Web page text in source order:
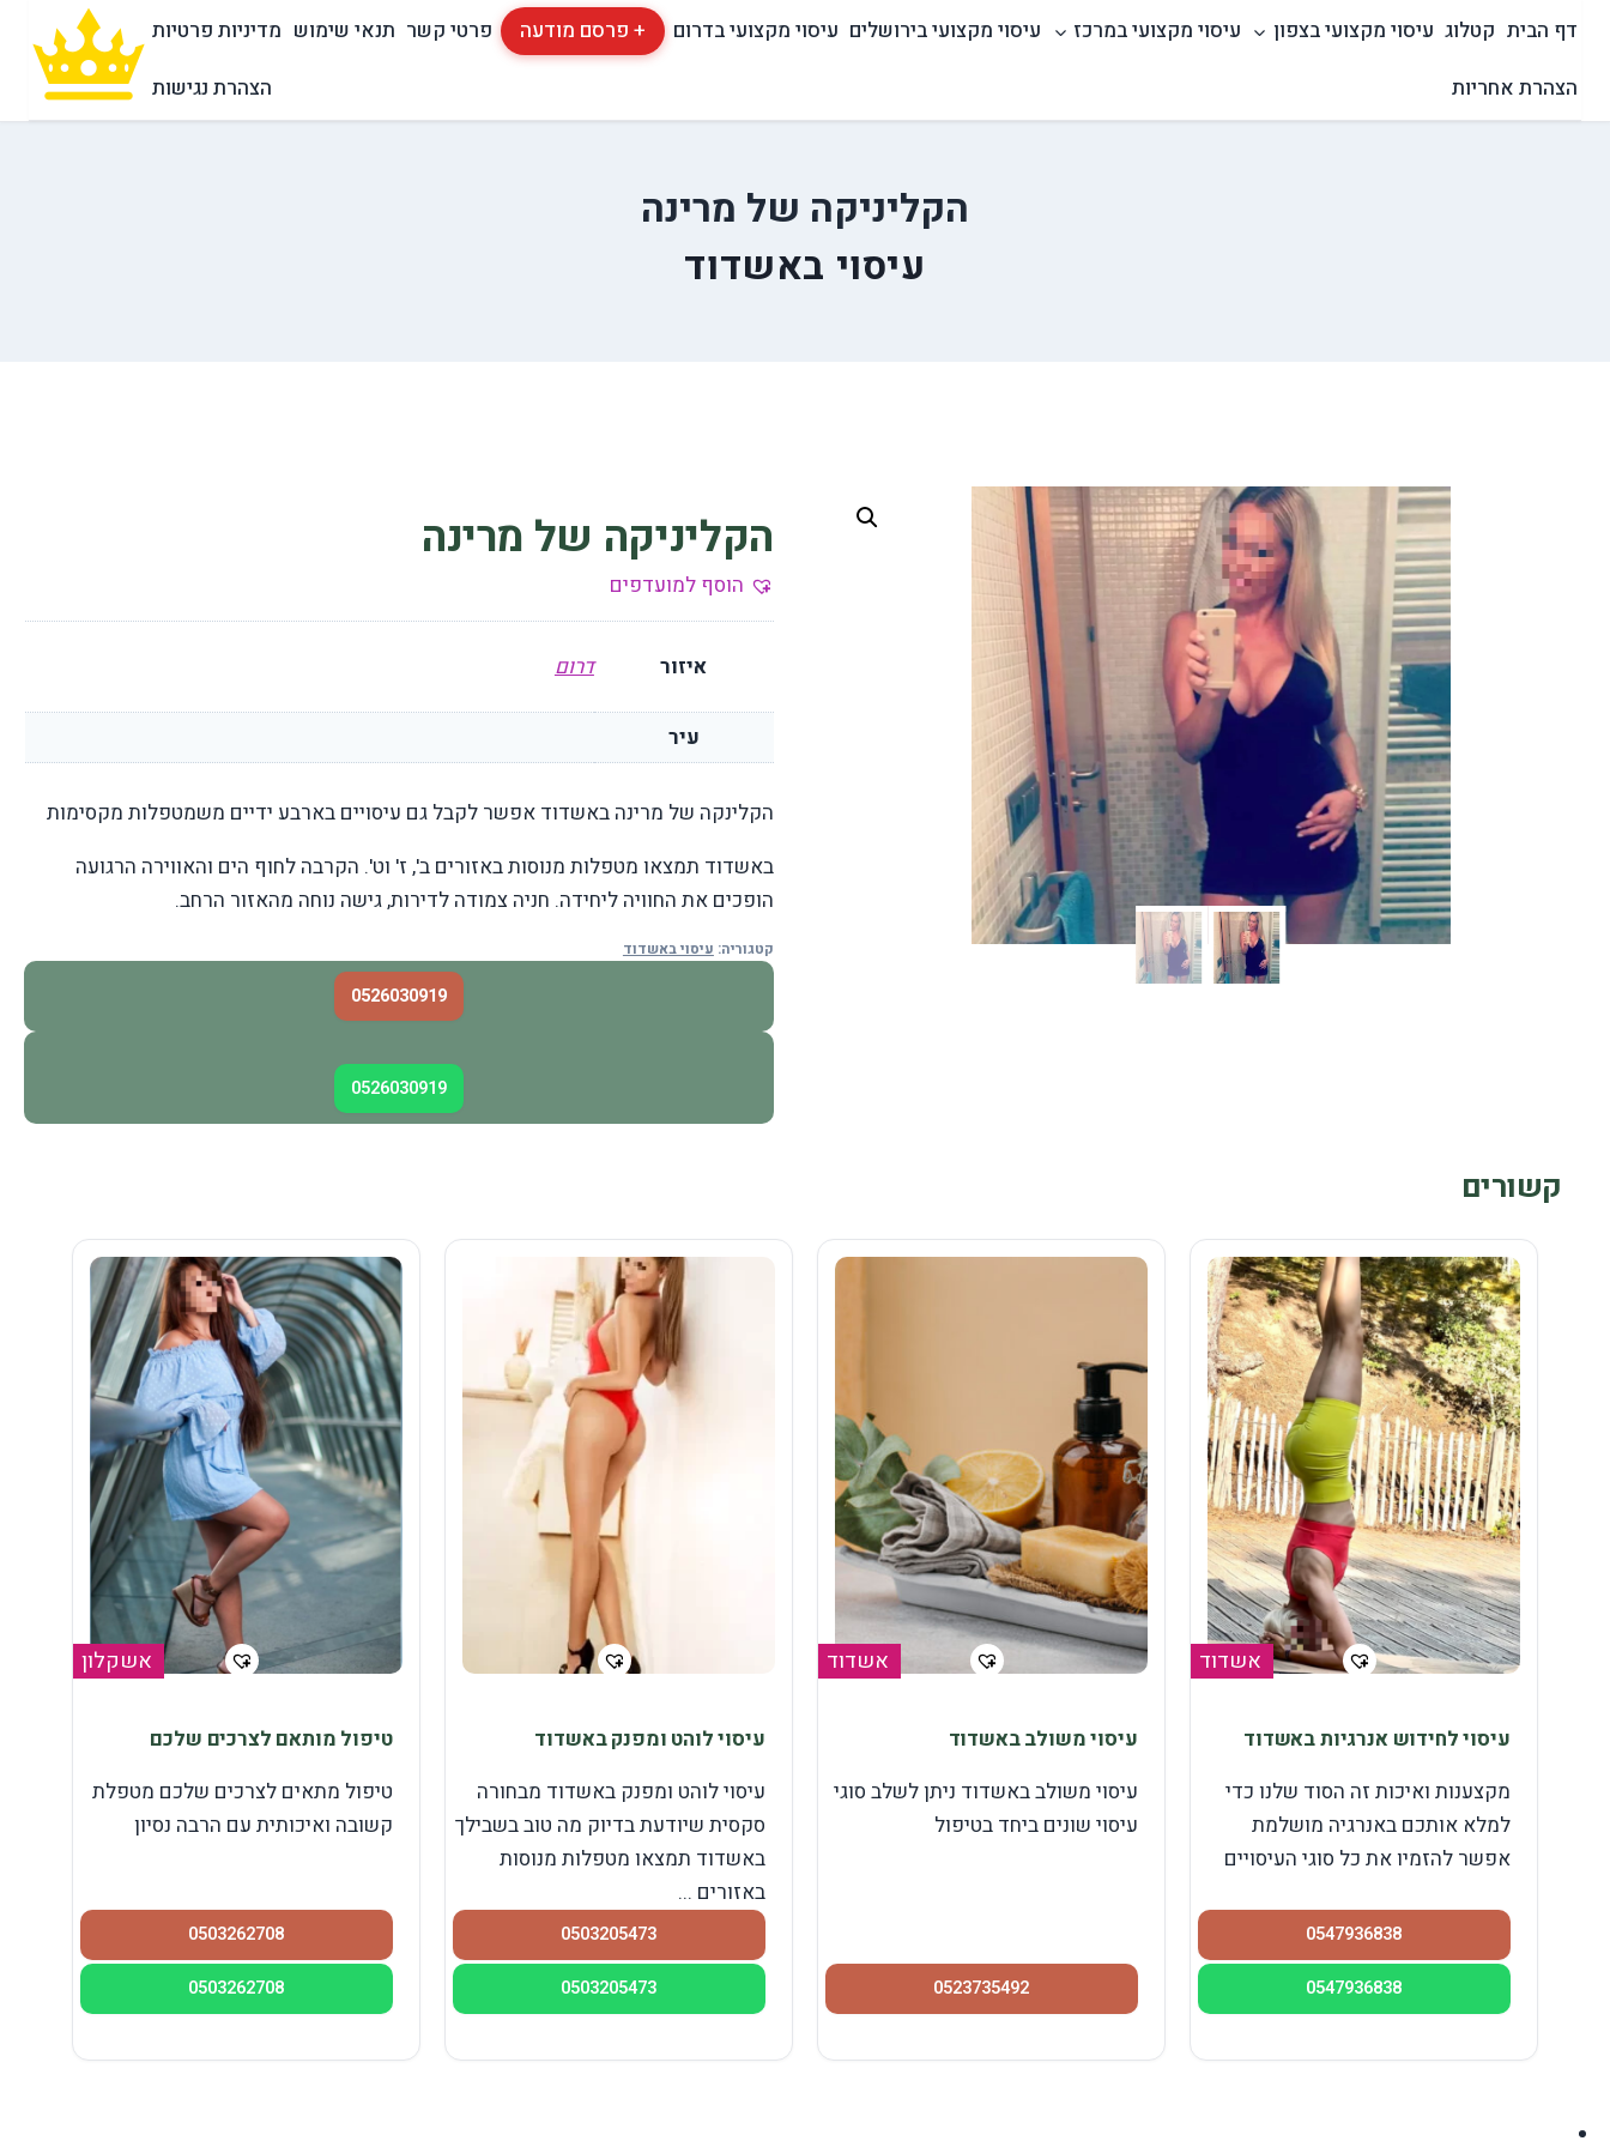
content
דף הבית קטלוג עיסוי מקצועי בצפון עיסוי מקצועי במרכז עיסוי מקצועי בירושלים עיסוי מקצועי בדרום + פרסם מודעה פרטי קשר תנאי שימוש מדיניות פרטיות
הצהרת אחריות
הצהרת נגישות
הקליניקה של מרינה
עיסוי באשדוד
הקליניקה של מרינה
הוסף למועדפים
איזור דרום
עיר
הקלינקה של מרינה באשדוד אפשר לקבל גם עיסויים בארבע ידיים משמטפלות מקסימות
באשדוד תמצאו מטפלות מנוסות באזורים ב', ז' וט'. הקרבה לחוף הים והאווירה הרגועה
הופכים את החוויה ליחידה. חניה צמודה לדירות, גישה נוחה מהאזור הרחב.
קטגוריה: עיסוי באשדוד
0526030919
0526030919
קשורים
אשדוד
עיסוי לחידוש אנרגיות באשדוד
מקצענות ואיכות זה הסוד שלנו כדי
למלא אותכם באנרגיה מושלמת
אפשר להזמיו את כל סוגי העיסויים
0547936838
0547936838
אשדוד
עיסוי משולב באשדוד
עיסוי משולב באשדוד ניתן לשלב סוגי
עיסוי שונים ביחד בטיפול
0523735492
עיסוי לוהט ומפנק באשדוד
עיסוי לוהט ומפנק באשדוד מבחורה
סקסית שיודעת בדיוק מה טוב בשבילך
באשדוד תמצאו מטפלות מנוסות
באזורים ...
0503205473
0503205473
אשקלון
טיפול מותאם לצרכים שלכם
טיפול מתאים לצרכים שלכם מטפלת
קשובה ואיכותית עם הרבה נסיון
0503262708
0503262708